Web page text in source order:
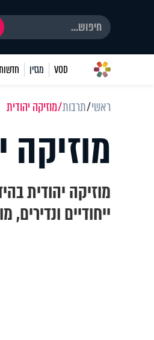
VOD מגזין
ראשי תרבות מוזיקה יהודית
מוזיקה
מוזיקה יהודית
ייחודיים